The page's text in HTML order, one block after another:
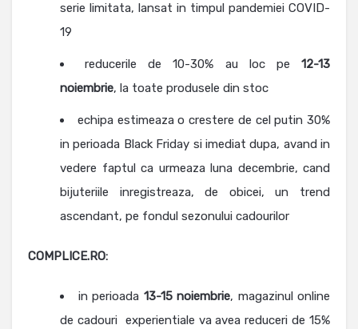
serie limitata, lansat in timpul pandemiei COVID-
19
reducerile de 10-30% au loc pe12-13
noiembrie, la toate produsele din stoc
echipa estimeaza o crestere de cel putin 30%
in perioada Black Friday si imediat dupa, avand in
vedere faptul ca urmeaza luna decembrie, cand
bijuteriile inregistreaza, de obicei, un trend
ascendant, pe fondul sezonului cadourilor
COMPLICE.RO:
in perioada 13-15 noiembrie, magazinul online
de cadouri experientiale va avea reduceri de 15%